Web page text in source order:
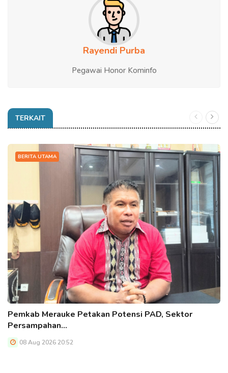
Rayendi Purba
Pegawai Honor Kominfo
TERKAIT
BERITA UTAMA
Pemkab Merauke Petakan Potensi PAD, Sektor
Persampahan…
08 Aug 2026 20:52